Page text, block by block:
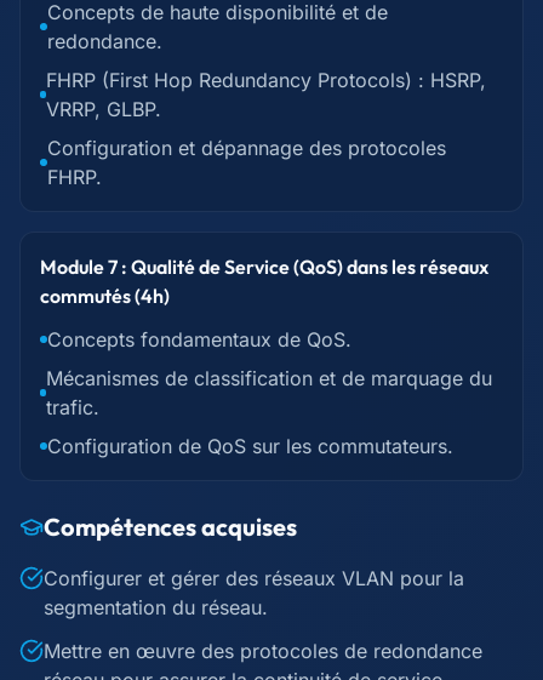
Concepts de haute disponibilité et de
redondance.
FHRP (First Hop Redundancy Protocols) : HSRP,
VRRP, GLBP.
Configuration et dépannage des protocoles
FHRP.
Module 7 : Qualité de Service (QoS) dans les réseaux
commutés (4h)
Concepts fondamentaux de QoS.
Mécanismes de classification et de marquage du
trafic.
Configuration de QoS sur les commutateurs.
Compétences acquises
Configurer et gérer des réseaux VLAN pour la
segmentation du réseau.
Mettre en œuvre des protocoles de redondance